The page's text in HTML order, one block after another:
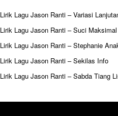
Lirik Lagu Jason Ranti – Variasi
Lirik Lagu Jason Ranti – Suci Maksimal
Lirik Lagu Jason Ranti – Stephanie
Lirik Lagu Jason Ranti – Sekilas Info
Lirik Lagu Jason Ranti – Sabda Tiang